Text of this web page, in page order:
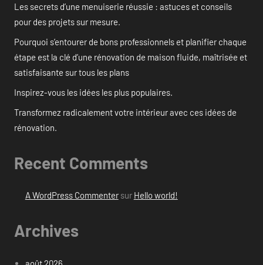
Les secrets d’une menuiserie réussie : astuces et conseils
pour des projets sur mesure.
Pourquoi s’entourer de bons professionnels et planifier chaque
étape est la clé d’une rénovation de maison fluide, maîtrisée et
satisfaisante sur tous les plans
Inspirez-vous les idées les plus populaires.
Transformez radicalement votre intérieur avec ces idées de
rénovation.
Recent Comments
A WordPress Commentersur Hello world!
Archives